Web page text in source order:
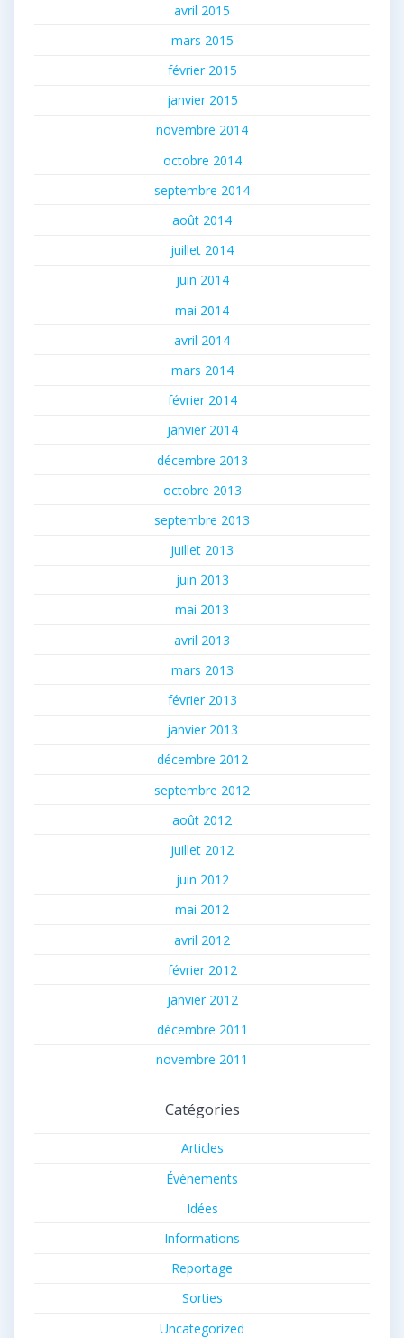
avril 2015
mars 2015
février 2015
janvier 2015
novembre 2014
octobre 2014
septembre 2014
août 2014
juillet 2014
juin 2014
mai 2014
avril 2014
mars 2014
février 2014
janvier 2014
décembre 2013
octobre 2013
septembre 2013
juillet 2013
juin 2013
mai 2013
avril 2013
mars 2013
février 2013
janvier 2013
décembre 2012
septembre 2012
août 2012
juillet 2012
juin 2012
mai 2012
avril 2012
février 2012
janvier 2012
décembre 2011
novembre 2011
Catégories
Articles
Évènements
Idées
Informations
Reportage
Sorties
Uncategorized